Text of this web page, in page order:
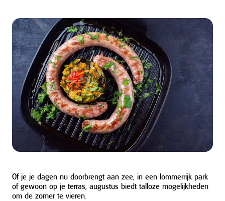
Of je je dagen nu doorbrengt aan zee, in een lommerrijk park
of gewoon op je terras, augustus biedt talloze mogelijkheden
om de zomer te vieren.